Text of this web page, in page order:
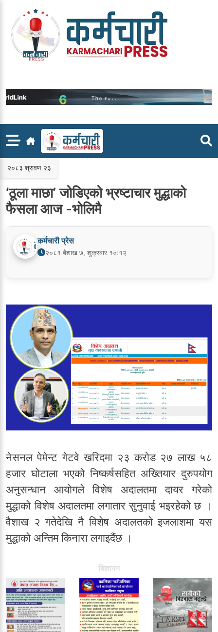
content
२०८३ श्रावण २३
‘ठूला माछा’ जोडिएको भ्रष्टाचार मुद्धाको
फैसला आज -भोलिमै
कर्मचारी प्रेस
२०८१ बैशाख ७, शुक्रबार १०:१२
नेसनल पेमेन्ट गेटवे खरिदमा २३ करोड २७ लाख ५८
हजार घोटाला भएको निष्कर्षसहित अख्तियार दुरुपयोग
अनुसन्धान आयोगले विशेष अदालतमा दायर गरेको
मुद्धाको विशेष अदालतमा लगातार सुनुवाई भइरहेको छ ।
वैशाख २ गतेदेखि नै विशेष अदालतको इजलाशमा यस
मुद्धाको अन्तिम किनारा लगाइदैंछ ।
बिज्ञापन